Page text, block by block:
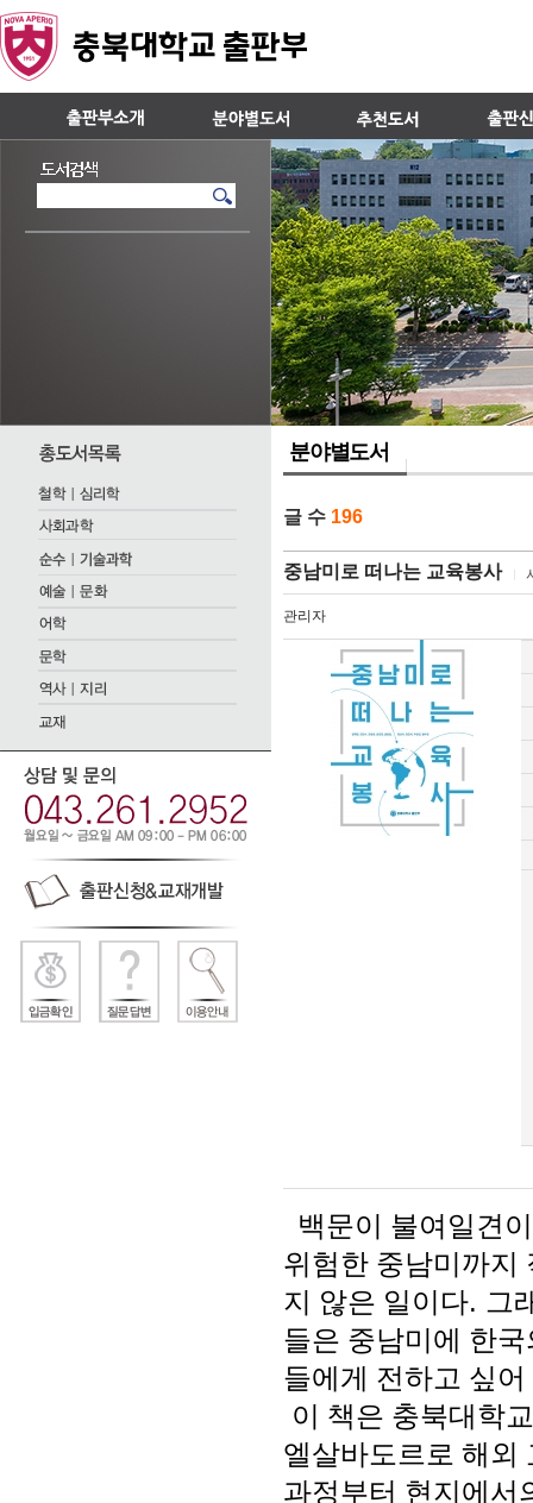
분야별도서
글 수 196
중남미로 떠나는 교육봉사
관리자
백문이 불여일견
위험한 중남미까지
지 않은 일이다. 그
들은 중남미에 한
들에게 전하고 싶
이 책은 충북대학
엘살바도르로 해외
과정부터 현지에서